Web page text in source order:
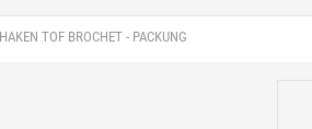
TOF BROCHET - PACKUNG